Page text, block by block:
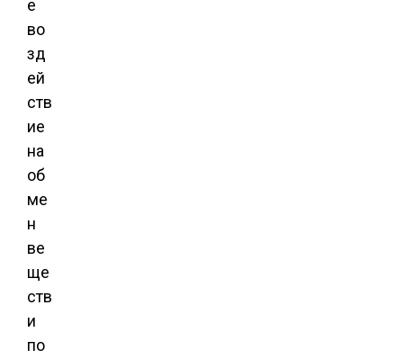
е
во
зд
ей
ств
ие
на
об
ме
н
ве
ще
ств
и
по